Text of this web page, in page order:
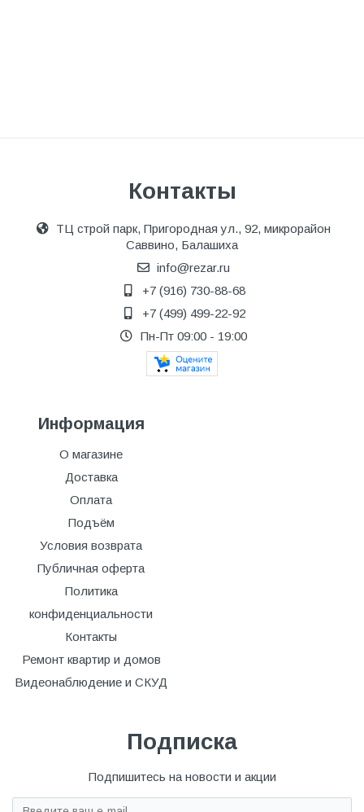
Контакты
ТЦ строй парк, Пригородная ул., 92, микрорайон
Саввино, Балашиха
info@rezar.ru
+7 (916) 730-88-68
+7 (499) 499-22-92
Пн-Пт 09:00 - 19:00
Информация
О магазине
Доставка
Оплата
Подъём
Условия возврата
Публичная оферта
Политика
конфиденциальности
Контакты
Ремонт квартир и домов
Видеонаблюдение и СКУД
Подписка
Подпишитесь на новости и акции